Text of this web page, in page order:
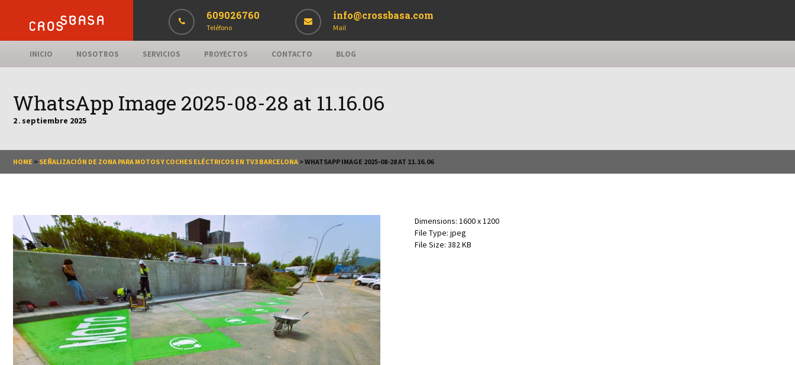
609026760
Teléfono
info@crossbasa.com
Mail
INICIO NOSOTROS SERVICIOS PROYECTOS CONTACTO BLOG
WhatsApp Image 2025-08-28 at 11.16.06
2 . septiembre 2025
HOME > SEÑALIZACIÓN DE ZONA PARA MOTOS Y COCHES ELÉCTRICOS EN TV3 BARCELONA >WHATSAPP IMAGE 2025-08-28 AT 11.16.06
Dimensions: 1600 x 1200
File Type: jpeg
File Size: 382 KB